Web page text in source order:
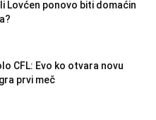
Lovćen ponovo biti domaćin
CFL: Evo ko otvara novu
prvi meč